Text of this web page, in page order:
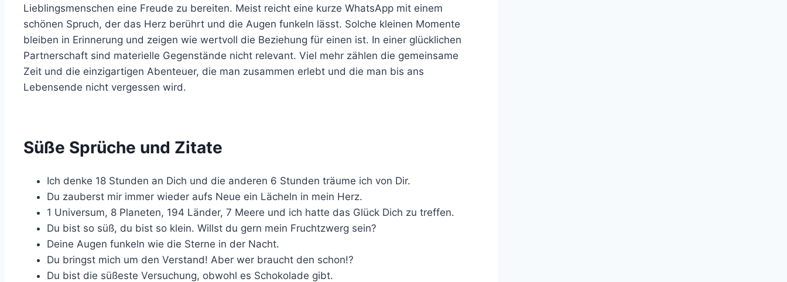
Lieblingsmenschen eine Freude zu bereiten. Meist reicht eine kurze WhatsApp mit einem
schönen Spruch, der das Herz berührt und die Augen funkeln lässt. Solche kleinen Momente
bleiben in Erinnerung und zeigen wie wertvoll die Beziehung für einen ist. In einer glücklichen
Partnerschaft sind materielle Gegenstände nicht relevant. Viel mehr zählen die gemeinsame
Zeit und die einzigartigen Abenteuer, die man zusammen erlebt und die man bis ans
Lebensende nicht vergessen wird.
Süße Sprüche und Zitate
Ich denke 18 Stunden an Dich und die anderen 6 Stunden träume ich von Dir.
Du zauberst mir immer wieder aufs Neue ein Lächeln in mein Herz.
1 Universum, 8 Planeten, 194 Länder, 7 Meere und ich hatte das Glück Dich zu treffen.
Du bist so süß, du bist so klein. Willst du gern mein Fruchtzwerg sein?
Deine Augen funkeln wie die Sterne in der Nacht.
Du bringst mich um den Verstand! Aber wer braucht den schon!?
Du bist die süßeste Versuchung, obwohl es Schokolade gibt.